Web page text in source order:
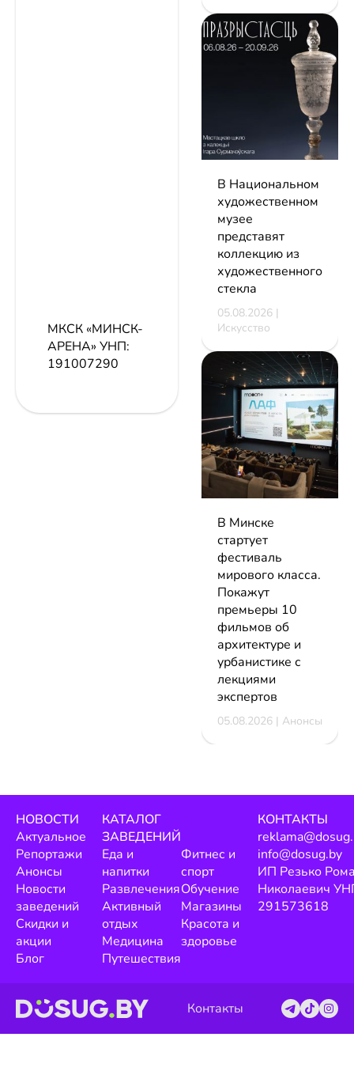
МКСК «МИНСК-
АРЕНА» УНП:
191007290
В Национальном
художественном
музее
представят
коллекцию из
художественного
стекла
05.08.2026 |
Искусство
В Минске
стартует
фестиваль
мирового класса.
Покажут
премьеры 10
фильмов об
архитектуре и
урбанистике с
лекциями
экспертов
05.08.2026 | Анонсы
НОВОСТИ
Актуальное
Репортажи
Анонсы
Новости
заведений
Скидки и
акции
Блог
КАТАЛОГ
ЗАВЕДЕНИЙ
Еда и
напитки
Развлечения
Активный
отдых
Медицина
Путешествия
Фитнес и
спорт
Обучение
Магазины
Красота и
здоровье
КОНТАКТЫ
info@dosug.by
ИП Резько
Николаевич
291573618
Контакты